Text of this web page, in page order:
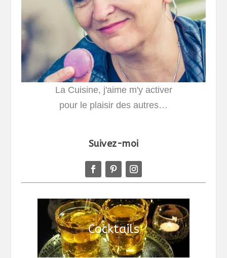
La Cuisine, j'aime m'y activer
pour le plaisir des autres…
Suivez-moi